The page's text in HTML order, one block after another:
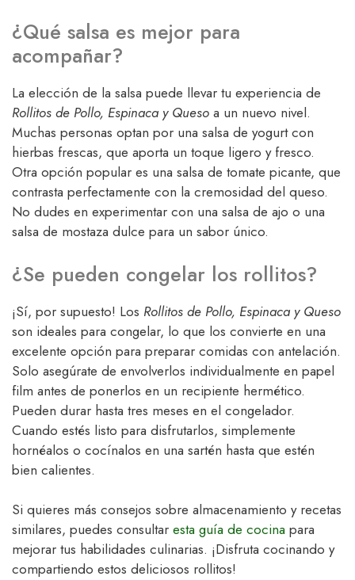
¿Qué salsa es mejor para
acompañar?
La elección de la salsa puede llevar tu experiencia de
Rollitos de Pollo, Espinaca y Queso a un nuevo nivel.
Muchas personas optan por una salsa de yogurt con
hierbas frescas, que aporta un toque ligero y fresco.
Otra opción popular es una salsa de tomate picante, que
contrasta perfectamente con la cremosidad del queso.
No dudes en experimentar con una salsa de ajo o una
salsa de mostaza dulce para un sabor único.
¿Se pueden congelar los rollitos?
¡Sí, por supuesto! Los Rollitos de Pollo, Espinaca y Queso
son ideales para congelar, lo que los convierte en una
excelente opción para preparar comidas con antelación.
Solo asegúrate de envolverlos individualmente en papel
film antes de ponerlos en un recipiente hermético.
Pueden durar hasta tres meses en el congelador.
Cuando estés listo para disfrutarlos, simplemente
hornéalos o cocínalos en una sartén hasta que estén
bien calientes.
Si quieres más consejos sobre almacenamiento y recetas
similares, puedes consultar esta guía de cocina para
mejorar tus habilidades culinarias. ¡Disfruta cocinando y
compartiendo estos deliciosos rollitos!